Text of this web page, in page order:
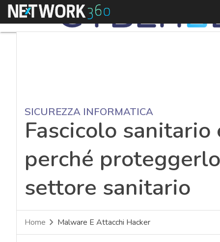
Menu
SICUREZZA INFORMATICA
Fascicolo
perché
settore sanitario
Home Malware E Attacchi Hacker